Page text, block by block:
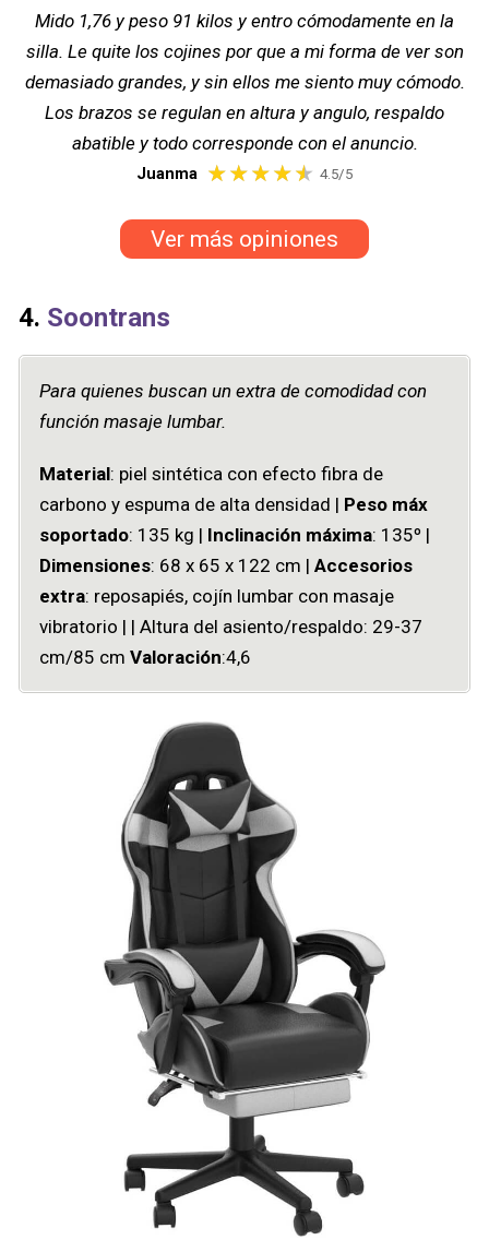
Mido 1,76 y peso 91 kilos y entro cómodamente en la
silla. Le quite los cojines por que a mi forma de ver son
demasiado grandes, y sin ellos me siento muy cómodo.
Los brazos se regulan en altura y angulo, respaldo
abatible y todo corresponde con el anuncio.
Juanma 4.5/5
Ver más opiniones
4. Soontrans
Para quienes buscan un extra de comodidad con
función masaje lumbar.
Material: piel sintética con efecto fibra de
carbono y espuma de alta densidad | Peso máx
soportado: 135 kg | Inclinación máxima: 135º |
Dimensiones: ‎68 x 65 x 122 cm | Accesorios
extra: reposapiés, cojín lumbar con masaje
vibratorio | | Altura del asiento/respaldo: 29-37
cm/85 cm Valoración:4,6